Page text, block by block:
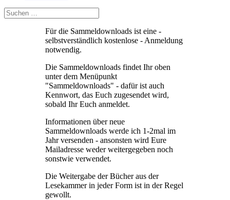
Für die Sammeldownloads ist eine -
selbstverständlich kostenlose - Anmeldung
notwendig.
Die Sammeldownloads findet Ihr oben
unter dem Menüpunkt
"Sammeldownloads" - dafür ist auch
Kennwort, das Euch zugesendet wird,
sobald Ihr Euch anmeldet.
Informationen über neue
Sammeldownloads werde ich 1-2mal im
Jahr versenden - ansonsten wird Eure
Mailadresse weder weitergegeben noch
sonstwie verwendet.
Die Weitergabe der Bücher aus der
Lesekammer in jeder Form ist in der Regel
gewollt.